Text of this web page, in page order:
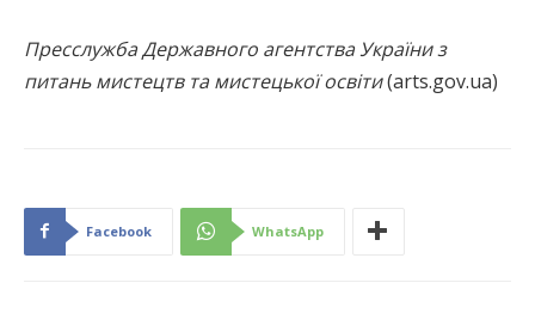
Пресслужба Державного агентства України з
питань мистецтв та мистецької освіти(arts.gov.ua)
Facebook WhatsApp